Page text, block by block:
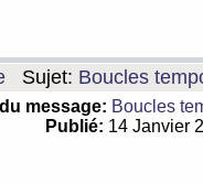
Sujet: Boucles
message: Boucles
Publié: 14 Janvier